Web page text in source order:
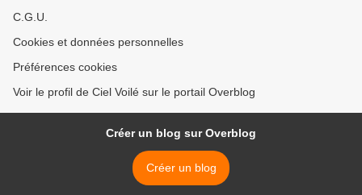
C.G.U.
Cookies et données personnelles
Préférences cookies
Voir le profil de Ciel Voilé sur le portail Overblog
Créer un blog sur Overblog
Créer un blog